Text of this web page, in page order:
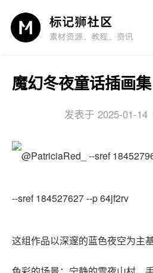
魔幻冬夜童话插画集
发表于 2025-01-14
--sref 184527627 --p 64jf2rv
这组作品以深邃的蓝色夜空为主